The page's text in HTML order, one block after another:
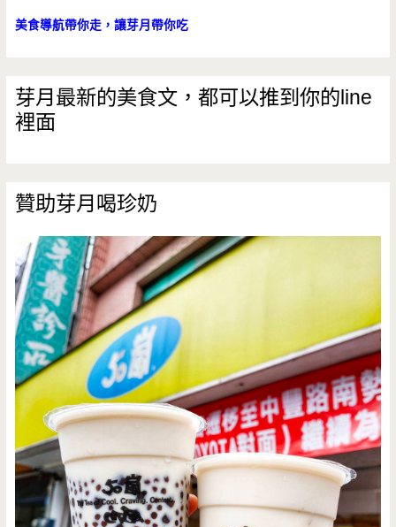
美食導航帶你走，讓芽月帶你吃
芽月最新的美食文，都可以推到你的line
裡面
贊助芽月喝珍奶